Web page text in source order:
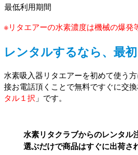
最低利用期間
※リタエアーの水素濃度は機械の爆発
レンタルするなら、最
水素吸入器リタエアーを初めて使う
接お電話頂くことで無料ですぐに交換
タル１択 」です。
水素リタクラブからのレンタル
選ぶだけで商品はすぐに出荷さ